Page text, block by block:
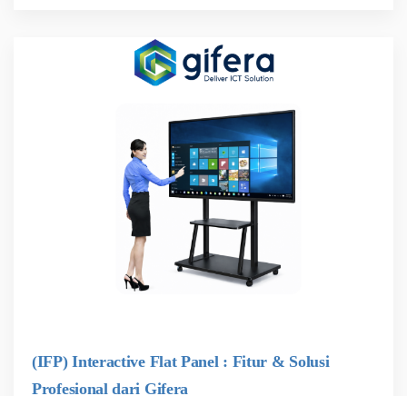
(IFP) Interactive Flat Panel : Fitur & Solusi
Profesional dari Gifera